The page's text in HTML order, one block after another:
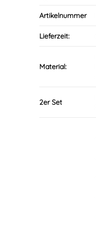
Artikelnummer
Lieferzeit:
Material:
2er Set